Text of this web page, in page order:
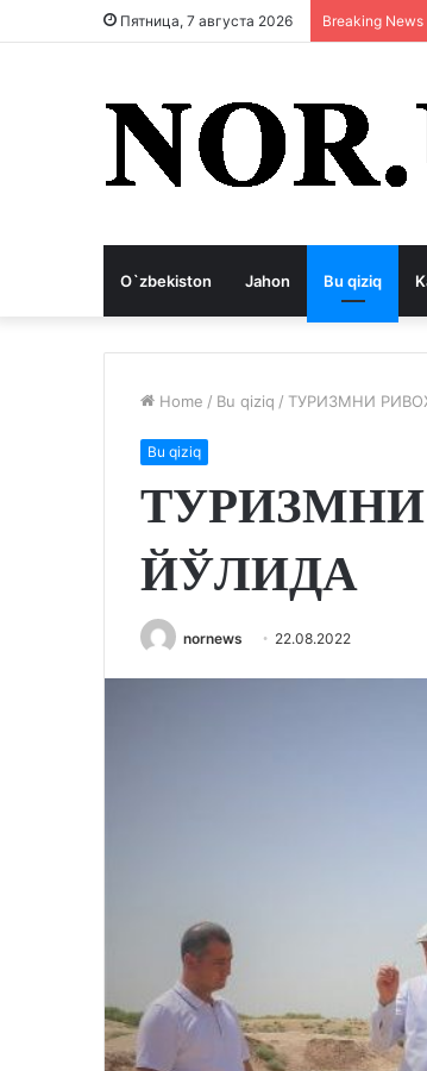
Пятница, 7 августа 2026 Breaking News
O`zbekiston Jahon Bu qiziq
Home / Bu qiziq / ТУРИЗМНИ
Bu qiziq
ЙЎЛИДА
nornews 22.08.2022